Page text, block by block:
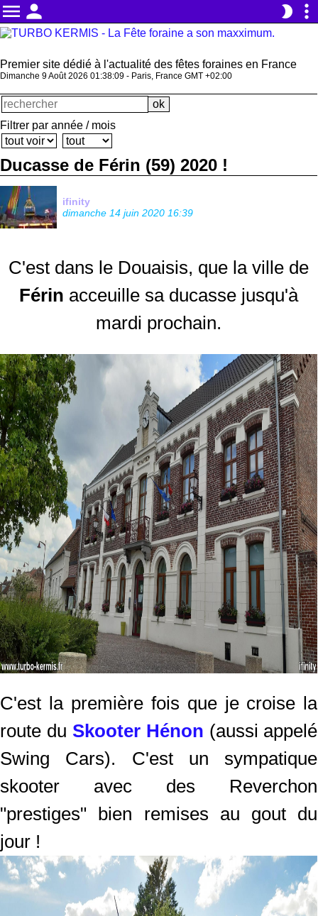
menu person brightness_2 more_vert
Premier site dédié à l'actualité des fêtes foraines en France
Dimanche 9 Août 2026 01:38:09 - Paris, France GMT +02:00
Filtrer par année / mois
Ducasse de Férin (59) 2020 !
ifinity
dimanche 14 juin 2020 16:39
C'est dans le Douaisis, que la ville de
Férin acceuille sa ducasse jusqu'à
mardi prochain.
C'est la première fois que je croise la
route du Skooter Hénon (aussi appelé
Swing Cars). C'est un sympatique
skooter avec des Reverchon
"prestiges" bien remises au gout du
jour !